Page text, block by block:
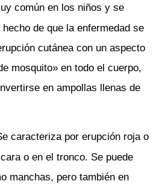
común en los niños y se
de que la enfermedad se
cutánea con un aspecto
mosquito» en todo el cuerpo,
en ampollas llenas de
caracteriza por erupción roja o
o en el tronco. Se puede
manchas, pero también en